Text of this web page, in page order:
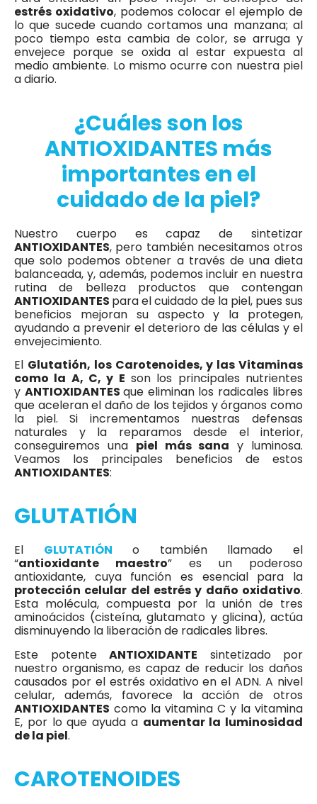
estrés oxidativo, podemos colocar el ejemplo de
lo que sucede cuando cortamos una manzana; al
poco tiempo esta cambia de color, se arruga y
envejece porque se oxida al estar expuesta al
medio ambiente. Lo mismo ocurre con nuestra piel
a diario.
¿Cuáles son los
ANTIOXIDANTES más
importantes en el
cuidado de la piel?
Nuestro cuerpo es capaz de sintetizar
ANTIOXIDANTES, pero también necesitamos otros
que solo podemos obtener a través de una dieta
balanceada, y, además, podemos incluir en nuestra
rutina de belleza productos que contengan
ANTIOXIDANTES para el cuidado de la piel, pues sus
beneficios mejoran su aspecto y la protegen,
ayudando a prevenir el deterioro de las células y el
envejecimiento.
El Glutatión, los Carotenoides, y las Vitaminas
como la A, C, y E son los principales nutrientes
y ANTIOXIDANTES que eliminan los radicales libres
que aceleran el daño de los tejidos y órganos como
la piel. Si incrementamos nuestras defensas
naturales y la reparamos desde el interior,
conseguiremos una piel más sana y luminosa.
Veamos los principales beneficios de estos
ANTIOXIDANTES:
GLUTATIÓN
El GLUTATIÓN
o también llamado el
“antioxidante maestro” es un poderoso
antioxidante, cuya función es esencial para la
protección celular del estrés y daño oxidativo.
Esta molécula, compuesta por la unión de tres
aminoácidos (cisteína, glutamato y glicina), actúa
disminuyendo la liberación de radicales libres.
Este potente ANTIOXIDANTE sintetizado por
nuestro organismo, es capaz de reducir los daños
causados por el estrés oxidativo en el ADN. A nivel
celular, además, favorece la acción de otros
ANTIOXIDANTES como la vitamina C y la vitamina
E, por lo que ayuda a aumentar la luminosidad
de la piel.
CAROTENOIDES